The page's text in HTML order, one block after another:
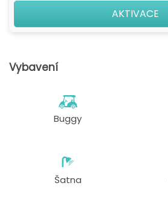
AKTIVACE
Vybavení
Buggy
Šatna